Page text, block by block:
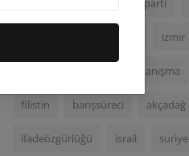
demparti
izmir
dayanışma
filistin barışsüreci akçadağ
ifadeözgürlüğü israil suriye